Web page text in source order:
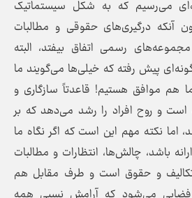
می‌رسیم که به شکل سیستماتیک
آنکه درگیری‌های حقوقی و مطالبات
رسمی اتفاق بیفتد، البته
پیش رفته که خیلی‌ها می‌گویند ما
هم موافق هستیم! قاعدتاً سازگاری و
و روح افراد را رشد می‌دهد که بر
نکته مهم این است که اگر نگاه ما
باشد، چالش‌ها، انتظارات و مطالبات
و حقوق است و طرف مقابل هم